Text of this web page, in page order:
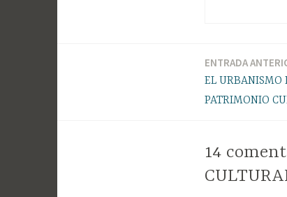
ENTRADA
EL URBANISMO
PATRIMONIO
14